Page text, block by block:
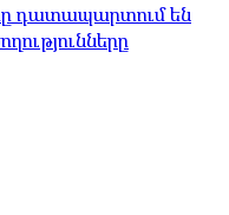
դատապարտում են